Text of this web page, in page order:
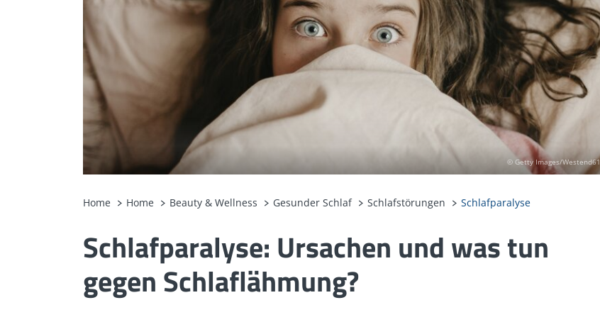
© Getty Images/Westend61
Home Home Beauty & Wellness Gesunder Schlaf Schlafstörungen Schlafparalyse
Schlafparalyse: Ursachen und was tun
gegen Schlaflähmung?